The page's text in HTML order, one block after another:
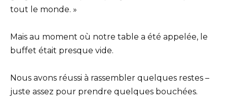
tout le monde. »
Mais au moment où notre table a été appelée, le
buffet était presque vide.
Nous avons réussi à rassembler quelques restes –
juste assez pour prendre quelques bouchées.